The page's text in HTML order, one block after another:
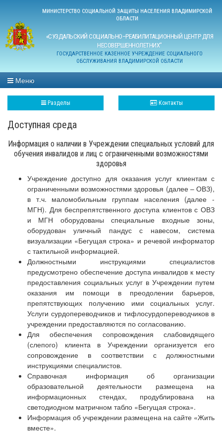
МИНИСТЕРСТВО СОЦИАЛЬНОЙ ЗАЩИТЫ НАСЕЛЕНИЯ ВЛАДИМИРСКОЙ
ОБЛАСТИ
«СУЗДАЛЬСКИЙ СОЦИАЛЬНО–РЕАБИЛИТАЦИОННЫЙ ЦЕНТР ДЛЯ
НЕСОВЕРШЕННОЛЕТНИХ"
ГОСУДАРСТВЕННОЕ КАЗЕННОЕ УЧРЕЖДЕНИЕ СОЦИАЛЬНОГО
ОБСЛУЖИВАНИЯ ВЛАДИМИРСКОЙ ОБЛАСТИ
Меню
Разделы Контакты
Доступная среда
Информация о наличии в Учреждении специальных условий для
обучения инвалидов и лиц с ограниченными возможностями
здоровья
Учреждение доступно для оказания услуг клиентам с
ограниченными возможностями здоровья (далее – ОВЗ),
в т.ч. маломобильным группам населения (далее -
МГН). Для беспрепятственного доступа клиентов с ОВЗ
и МГН оборудованы специальные входные зоны,
оборудован уличный пандус с навесом, система
визуализации «Бегущая строка» и речевой информатор
с тактильной информацией.
Должностными инструкциями специалистов
предусмотрено обеспечение доступа инвалидов к месту
предоставления социальных услуг в Учреждении путем
оказания им помощи в преодолении барьеров,
препятствующих получению ими социальных услуг.
Услуги сурдопереводчиков и тифлосурдопереводчиков в
учреждении предоставляются по согласованию.
Для обеспечения сопровождения слабовидящего
(слепого) клиента в Учреждении организуется его
сопровождение в соответствии с должностными
инструкциями специалистов.
Справочная информация об организации
образовательной деятельности размещена на
информационных стендах, продублирована на
светодиодном матричном табло «Бегущая строка».
Информация об учреждении размещена на сайте «Жить
вместе».